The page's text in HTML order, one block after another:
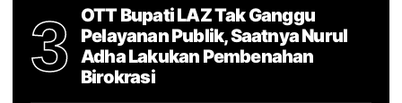
3
OTT Bupati LAZ Tak Ganggu
Pelayanan Publik, Saatnya Nurul
Adha Lakukan Pembenahan
Birokrasi